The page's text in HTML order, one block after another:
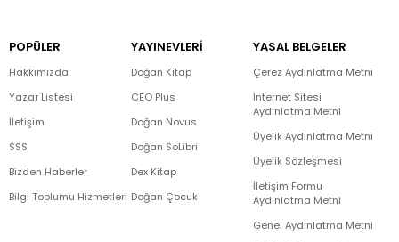
POPÜLER
Hakkımızda
Yazar Listesi
İletişim
SSS
Bizden Haberler
Bilgi Toplumu Hizmetleri
YAYINEVLERİ
Doğan Kitap
CEO Plus
Doğan Novus
Doğan SoLibri
Dex Kitap
Doğan Çocuk
YASAL BELGELER
Çerez Aydınlatma Metni
İnternet Sitesi
Aydınlatma Metni
Üyelik Aydınlatma Metni
Üyelik Sözleşmesi
İletişim Formu
Aydınlatma Metni
Genel Aydınlatma Metni